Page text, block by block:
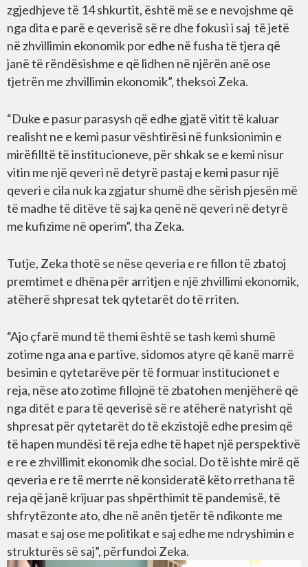
zgjedhjeve të 14 shkurtit, është më se e nevojshme që
nga dita e parë e qeverisë së re dhe fokusi i saj të jetë
në zhvillimin ekonomik por edhe në fusha të tjera që
janë të rëndësishme e që lidhen në njërën anë ose
tjetrën me zhvillimin ekonomik”, theksoi Zeka.
“Duke e pasur parasysh që edhe gjatë vitit të kaluar
realisht ne e kemi pasur vështirësi në funksionimin e
mirëfilltë të institucioneve, për shkak se e kemi nisur
vitin me një qeveri në detyrë pastaj e kemi pasur një
qeveri e cila nuk ka zgjatur shumë dhe sërish pjesën më
të madhe të ditëve të saj ka qenë në qeveri në detyrë
me kufizime në operim”, tha Zeka.
Tutje, Zeka thotë se nëse qeveria e re fillon të zbatoj
premtimet e dhëna për arritjen e një zhvillimi ekonomik,
atëherë shpresat tek qytetarët do të rriten.
“Ajo çfarë mund të themi është se tash kemi shumë
zotime nga ana e partive, sidomos atyre që kanë marrë
besimin e qytetarëve për të formuar institucionet e
reja, nëse ato zotime fillojnë të zbatohen menjëherë që
nga ditët e para të qeverisë së re atëherë natyrisht që
shpresat për qytetarët do të ekzistojë edhe presim që
të hapen mundësi të reja edhe të hapet një perspektivë
e re e zhvillimit ekonomik dhe social. Do të ishte mirë që
qeveria e re të merrte në konsideratë këto rrethana të
reja që janë krijuar pas shpërthimit të pandemisë, të
shfrytëzonte ato, dhe në anën tjetër të ndikonte me
masat e saj ose me politikat e saj edhe me ndryshimin e
strukturës së saj”, përfundoi Zeka.